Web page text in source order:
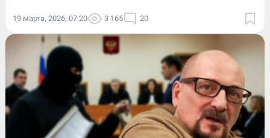
19 марта, 2026, 07:20 3 165 20